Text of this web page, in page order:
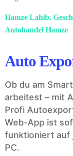
Hamze Lahib,
Autohandel Hamze
Auto
Ob du am
arbeitest – mit
Profi
Web-App ist
funktioniert auf
PC.